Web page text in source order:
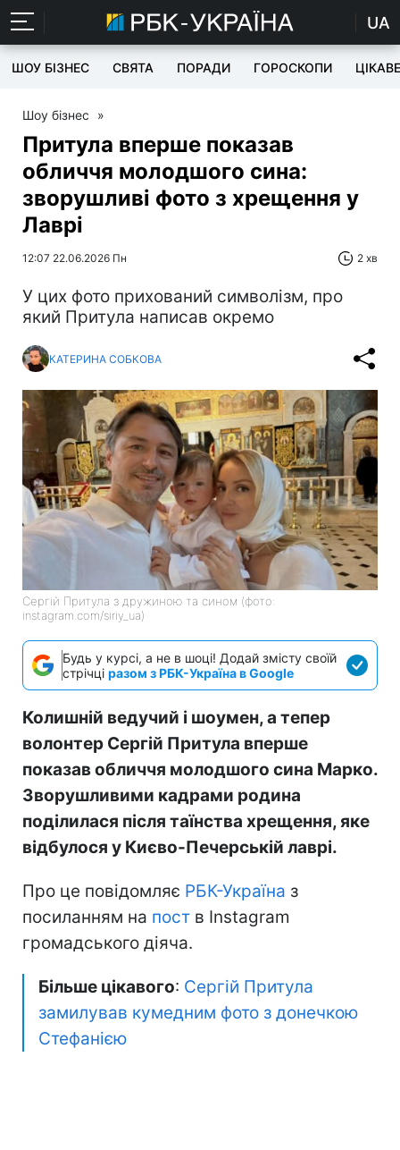
UA
ШОУ БІЗНЕС СВЯТА ПОРАДИ ГОРОСКОПИ ЦІКАВЕ
Шоу бізнес »
Притула вперше показав
обличчя молодшого сина:
зворушливі фото з хрещення у
Лаврі
12:07 22.06.2026 Пн 2 хв
У цих фото прихований символізм, про
який Притула написав окремо
КАТЕРИНА СОБКОВА
Сергій Притула з дружиною та сином (фото:
instagram.com/siriy_ua)
Будь у курсі, а не в шоці! Додай змісту своїй
стрічці разом з РБК-Україна в Google
Колишній ведучий і шоумен, а тепер
волонтер Сергій Притула вперше
показав обличчя молодшого сина Марко.
Зворушливими кадрами родина
поділилася після таїнства хрещення, яке
відбулося у Києво-Печерській лаврі.
Про це повідомляє РБК-Україна з
посиланням на пост в Instagram
громадського діяча.
Більше цікавого: Сергій Притула
замилував кумедним фото з донечкою
Стефанією